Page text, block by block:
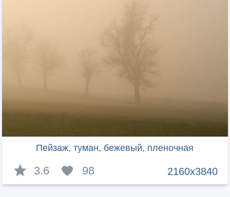
Пейзаж, туман, бежевый, пленочная
2160x3840
3.6 98